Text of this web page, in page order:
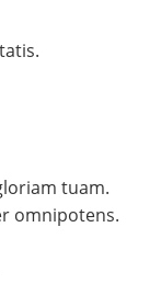
tuam.
omnipotens.